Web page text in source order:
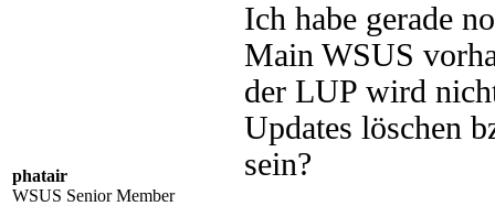
phatair
WSUS Senior Member
Ich habe gerade
Main WSUS
der LUP wird
Updates löschen
sein?